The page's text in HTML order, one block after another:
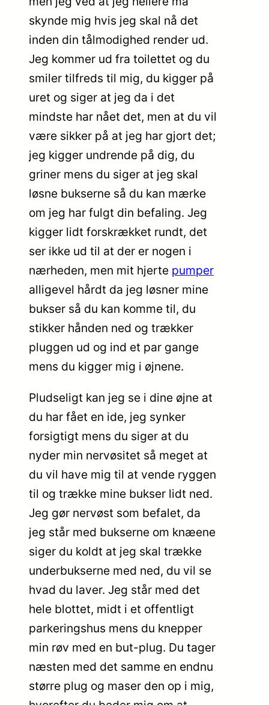
skynde mig hvis jeg skal nå det
inden din tålmodighed render ud.
Jeg kommer ud fra toilettet og du
smiler tilfreds til mig, du kigger på
uret og siger at jeg da i det
mindste har nået det, men at du vil
være sikker på at jeg har gjort det;
jeg kigger undrende på dig, du
griner mens du siger at jeg skal
løsne bukserne så du kan mærke
om jeg har fulgt din befaling. Jeg
kigger lidt forskrækket rundt, det
ser ikke ud til at der er nogen i
nærheden, men mit hjerte pumper
alligevel hårdt da jeg løsner mine
bukser så du kan komme til, du
stikker hånden ned og trækker
pluggen ud og ind et par gange
mens du kigger mig i øjnene.
Pludseligt kan jeg se i dine øjne at
du har fået en ide, jeg synker
forsigtigt mens du siger at du
nyder min nervøsitet så meget at
du vil have mig til at vende ryggen
til og trække mine bukser lidt ned.
Jeg gør nervøst som befalet, da
jeg står med bukserne om knæene
siger du koldt at jeg skal trække
underbukserne med ned, du vil se
hvad du laver. Jeg står med det
hele blottet, midt i et offentligt
parkeringshus mens du knepper
min røv med en but-plug. Du tager
næsten med det samme en endnu
større plug og maser den op i mig,